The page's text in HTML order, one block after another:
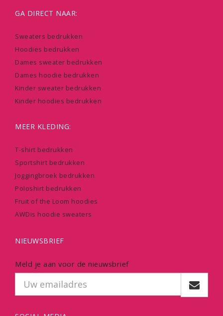
GA DIRECT NAAR:
Sweaters bedrukken
Hoodies bedrukken
Dames sweater bedrukken
Dames hoodie bedrukken
Kinder sweater bedrukken
Kinder hoodies bedrukken
MEER KLEDING:
T-shirt bedrukken
Sportshirt bedrukken
Joggingbroek bedrukken
Poloshirt bedrukken
Fruit of the Loom hoodies
AWDis hoodie sweaters
NIEUWSBRIEF
Meld je aan voor de nieuwsbrief